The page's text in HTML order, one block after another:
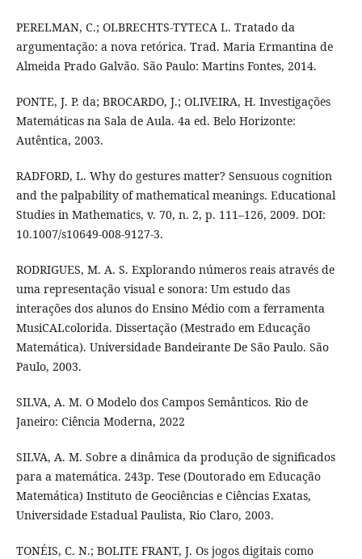
PERELMAN, C.; OLBRECHTS-TYTECA L. Tratado da
argumentação: a nova retórica. Trad. Maria Ermantina de
Almeida Prado Galvão. São Paulo: Martins Fontes, 2014.
PONTE, J. P. da; BROCARDO, J.; OLIVEIRA, H. Investigações
Matemáticas na Sala de Aula. 4a ed. Belo Horizonte:
Autêntica, 2003.
RADFORD, L. Why do gestures matter? Sensuous cognition
and the palpability of mathematical meanings. Educational
Studies in Mathematics, v. 70, n. 2, p. 111–126, 2009. DOI:
10.1007/s10649-008-9127-3.
RODRIGUES, M. A. S. Explorando números reais através de
uma representação visual e sonora: Um estudo das
interações dos alunos do Ensino Médio com a ferramenta
MusiCALcolorida. Dissertação (Mestrado em Educação
Matemática). Universidade Bandeirante De São Paulo. São
Paulo, 2003.
SILVA, A. M. O Modelo dos Campos Semânticos. Rio de
Janeiro: Ciência Moderna, 2022
SILVA, A. M. Sobre a dinâmica da produção de significados
para a matemática. 243p. Tese (Doutorado em Educação
Matemática) Instituto de Geociências e Ciências Exatas,
Universidade Estadual Paulista, Rio Claro, 2003.
TONÉIS, C. N.; BOLITE FRANT, J. Os jogos digitais como